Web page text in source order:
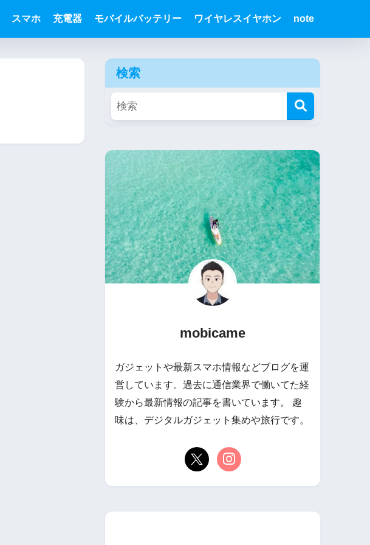
スマホ 充電器 モバイルバッテリー ワイヤレスイヤホン note
検索
mobicame
ガジェットや最新スマホ情報などブログを運
営しています。過去に通信業界で働いてた経
験から最新情報の記事を書いています。 趣
味は、デジタルガジェット集めや旅行です。